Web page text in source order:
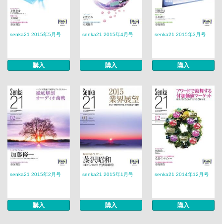
senka21 2015年5月号
購入
senka21 2015年4月号
購入
senka21 2015年3月号
購入
senka21 2015年2月号
購入
senka21 2015年1月号
購入
senka21 2014年12月号
購入